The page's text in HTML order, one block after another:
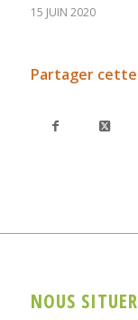
15 JUIN 2020
Partager
NOUS SITUER